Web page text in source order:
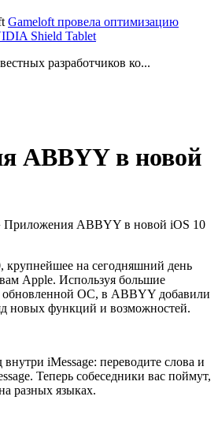
Gameloft провела оптимизацию
Shield Tablet
разработчиков ко...
ABBYY в новой
Приложения ABBYY в новой iOS 10
крупнейшее на сегодняшний день
­Apple. Используя большие
обновленной ОС, в ABBYY добавили
новых функций и возможностей.
iMessage:­ переводите слова и
Теперь собеседники вас поймут,
разных языках.